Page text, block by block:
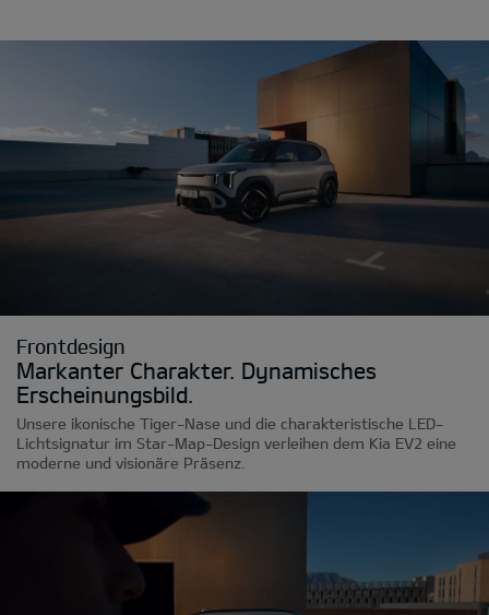
Frontdesign
Markanter Charakter. Dynamisches
Erscheinungsbild.
Unsere ikonische Tiger-Nase und die charakteristische LED-
Lichtsignatur im Star-Map-Design verleihen dem Kia EV2 eine
moderne und visionäre Präsenz.